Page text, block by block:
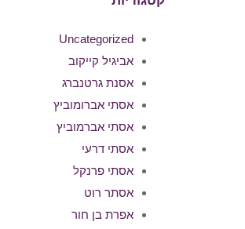
Uncategorized
אביגיל קייקוב
אסנת גרטנברג
אסתי אברומוביץ
אסתי אברמוביץ
אסתי דרעי
אסתי פרנקל
אסתר רוט
אפרת בן חור